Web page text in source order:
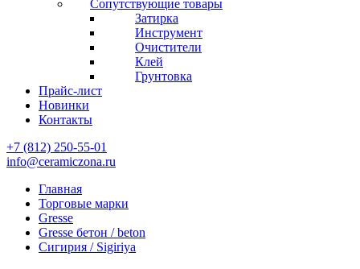
Сопутствующие товары
Затирка
Инструмент
Очистители
Клей
Грунтовка
Прайс-лист
Новинки
Контакты
+7 (812) 250-55-01
info@ceramiczona.ru
Главная
Торговые марки
Gresse
Gresse бетон / beton
Сигирия / Sigiriya